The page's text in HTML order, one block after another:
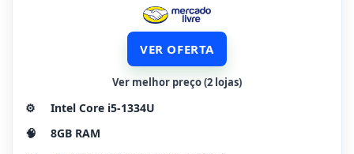
VER OFERTA
Ver melhor preço (2 lojas)
⚙️
Intel Core i5-1334U
🧠
8GB RAM